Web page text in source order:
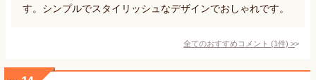
す。シンプルでスタイリッシュなデザインでおしゃれです。
全てのおすすめコメント (1件) >